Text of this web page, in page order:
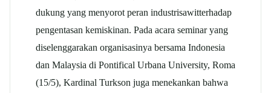
dukung yang menyorot peran industrisawitterhadap
pengentasan kemiskinan. Pada acara seminar yang
diselenggarakan organisasinya bersama Indonesia
dan Malaysia di Pontifical Urbana University, Roma
(15/5), Kardinal Turkson juga menekankan bahwa